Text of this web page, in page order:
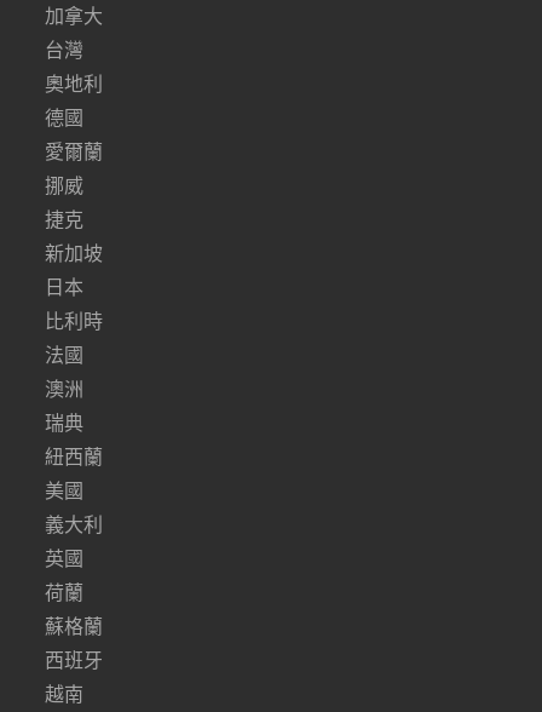
加拿大
台灣
奧地利
德國
愛爾蘭
挪威
捷克
新加坡
日本
比利時
法國
澳洲
瑞典
紐西蘭
美國
義大利
英國
荷蘭
蘇格蘭
西班牙
越南